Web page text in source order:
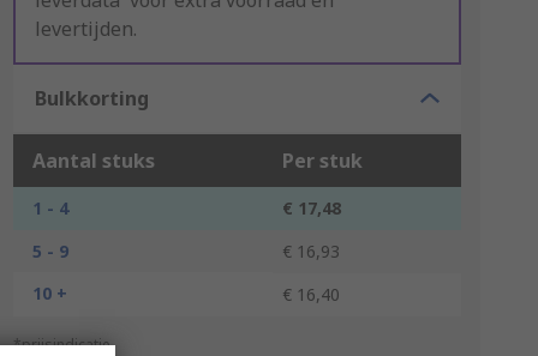
levertijden.
Bulkkorting
Aantal stuks Per stuk
1 - 4
€ 17,48
5 - 9
€ 16,93
10 +
€ 16,40
*prijsindicatie